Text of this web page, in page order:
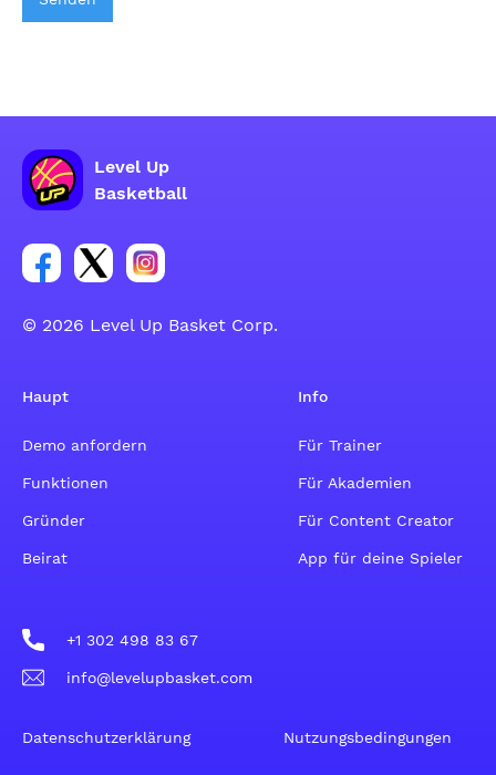
Level Up
Basketball
Link zur Facebook-Gruppe
Link zum Tweeter-Account
Link zum Instagram-Account
© 2026 Level Up Basket Corp.
Haupt
Demo anfordern
Funktionen
Gründer
Beirat
Info
Für Trainer
Für Akademien
Für Content Creator
App für deine Spieler
+1 302 498 83 67
info@levelupbasket.com
Datenschutzerklärung Nutzungsbedingungen